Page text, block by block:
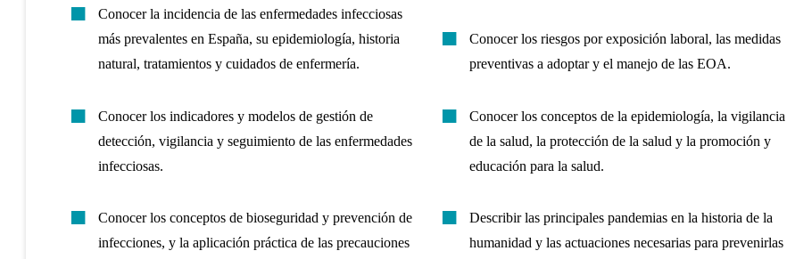
Conocer la incidencia de las enfermedades infecciosas
más prevalentes en España, su epidemiología, historia
natural, tratamientos y cuidados de enfermería.
Conocer los indicadores y modelos de gestión de
detección, vigilancia y seguimiento de las enfermedades
infecciosas.
Conocer los conceptos de bioseguridad y prevención de
infecciones, y la aplicación práctica de las precauciones
Conocer los riesgos por exposición laboral, las medidas
preventivas a adoptar y el manejo de las EOA.
Conocer los conceptos de la epidemiología, la vigilancia
de la salud, la protección de la salud y la promoción y
educación para la salud.
Describir las principales pandemias en la historia de la
humanidad y las actuaciones necesarias para prevenirlas